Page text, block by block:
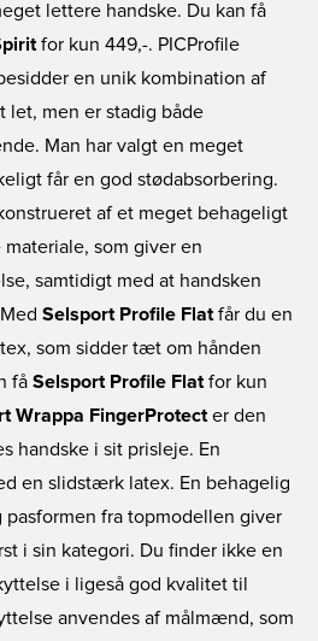
lettere handske. Du kan få
for kun 449,-. PICProfile
en unik kombination af
let, men er stadig både
Man har valgt en meget
får en god stødabsorbering.
af et meget behageligt
som giver en
samtidigt med at handsken
Selsport Profile Flat får du en
som sidder tæt om hånden
få Selsport Profile Flat for kun
Wrappa FingerProtect er den
handske i sit prisleje. En
en slidstærk latex. En behagelig
fra topmodellen giver
i sin kategori. Du finder ikke en
i ligeså god kvalitet til
anvendes af målmænd, som